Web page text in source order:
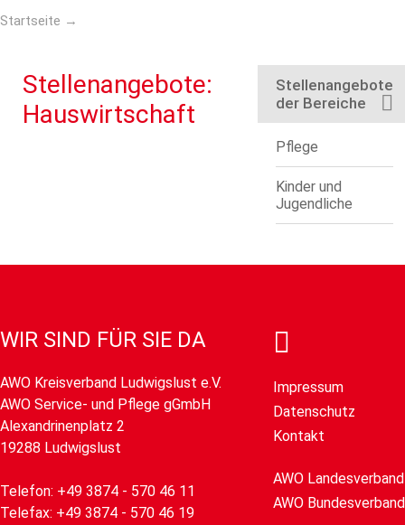
Startseite →
Stellenangebote:
Hauswirtschaft
Stellenangebote
der Bereiche
Pflege
Kinder und
Jugendliche
WIR SIND FÜR SIE DA
AWO Kreisverband Ludwigslust e.V.
AWO Service- und Pflege gGmbH
Alexandrinenplatz 2
19288 Ludwigslust
Telefon: +49 3874 - 570 46 11
Telefax: +49 3874 - 570 46 19
Impressum
Datenschutz
Kontakt
AWO Landesverband
AWO Bundesverband